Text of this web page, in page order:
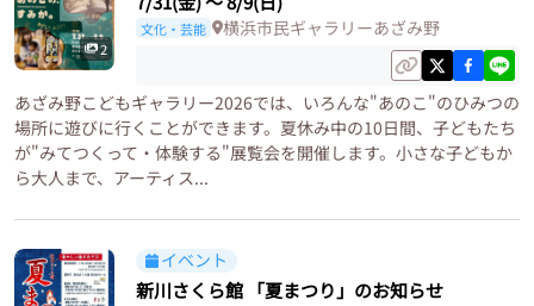
2
文化・芸能 横浜市民ギャラリーあざみ野
あざみ野こどもギャラリー2026では、いろんな"あのこ"のひみつの
場所に遊びに行くことができます。夏休み中の10日間、子どもたち
が"みてつくって・体験する"展覧会を開催します。小さな子どもか
ら大人まで、アーティス...
イベント
新川さくら館 「夏まつり」のお知らせ